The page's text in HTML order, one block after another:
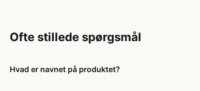
Ofte stillede spørgsmål
Hvad er navnet på produktet?